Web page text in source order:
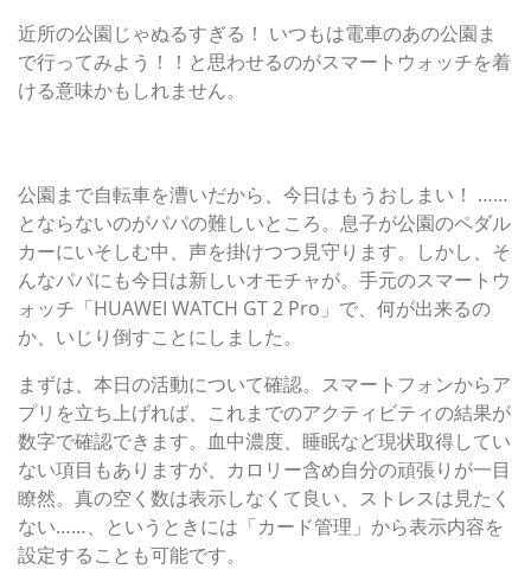
近所の公園じゃぬるすぎる！ いつもは電車のあの公園ま
で行ってみよう！！と思わせるのがスマートウォッチを着
ける意味かもしれません。
公園まで自転車を漕いだから、今日はもうおしまい！ ……
とならないのがパパの難しいところ。息子が公園のペダル
カーにいそしむ中、声を掛けつつ見守ります。しかし、そ
んなパパにも今日は新しいオモチャが。手元のスマートウ
ォッチ「HUAWEI WATCH GT 2 Pro」で、何が出来るの
か、いじり倒すことにしました。
まずは、本日の活動について確認。スマートフォンからア
プリを立ち上げれば、これまでのアクティビティの結果が
数字で確認できます。血中濃度、睡眠など現状取得してい
ない項目もありますが、カロリー含め自分の頑張りが一目
瞭然。真の空く数は表示しなくて良い、ストレスは見たく
ない……、というときには「カード管理」から表示内容を
設定することも可能です。